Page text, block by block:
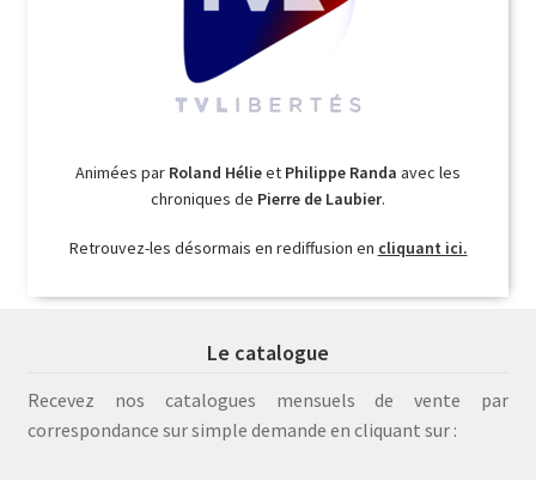
Animées par Roland Hélieet Philippe Randa avec les
chroniques de Pierre de Laubier.
Retrouvez-les désormais en rediffusion en cliquant ici.
Le catalogue
Recevez nos catalogues mensuels de vente par
correspondance sur simple demande en cliquant sur :